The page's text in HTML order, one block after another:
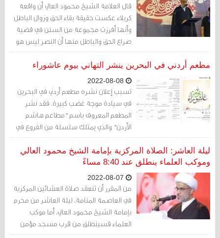
قال العلامة الشيخ محمود العالي أن واقعة
كربلاء عكست حقيقة بقاء الحق وزوال الباطل
وأنها أفرزت مجموعة من السنن في قضية
صراع الحق والباطل منها أن النصر ليس هو
الحسم العسكري وتصفية الطرف المقابل،
وإنما النصر هو في بقاء القيم والمبادئ وتعلق
الناس بها وإيمانهم وسعيهم لتحقيقها.
مطعم أردني في البحرين ينشر التهاني بيوم عاشوراء
تسبب إعلان نشره مطعم أردني في البحرين
في سيادة موجة غضب كبيرة. فقد نشر
المطعم المعروف باسم "مطاعم هاشم
الأردن" والذي يمتلك سلسلة من الفروع في
البحرين صورة على حسابه في "انستغرام"
كتب عليها يوم عاشوراء مع كلمات تقول "يوم
عاشوراء كل عام وأنتم بخير".
ليلة العاشر: الصلاة المركزية بإمامة الشيخ محمود العالي
وموكب العلماء ينطلق عند 8:40 مساءً
من المقرر أن تنعقد صلاة العشائين المركزية
في العاصمة المنامة، ليلة العاشر من محرم
بإمامة الشيخ محمود العالي، أما موكب
العلماء فسينطلق من قرب مسجد مؤمن
عند الثامنة والأربعين دقيقة